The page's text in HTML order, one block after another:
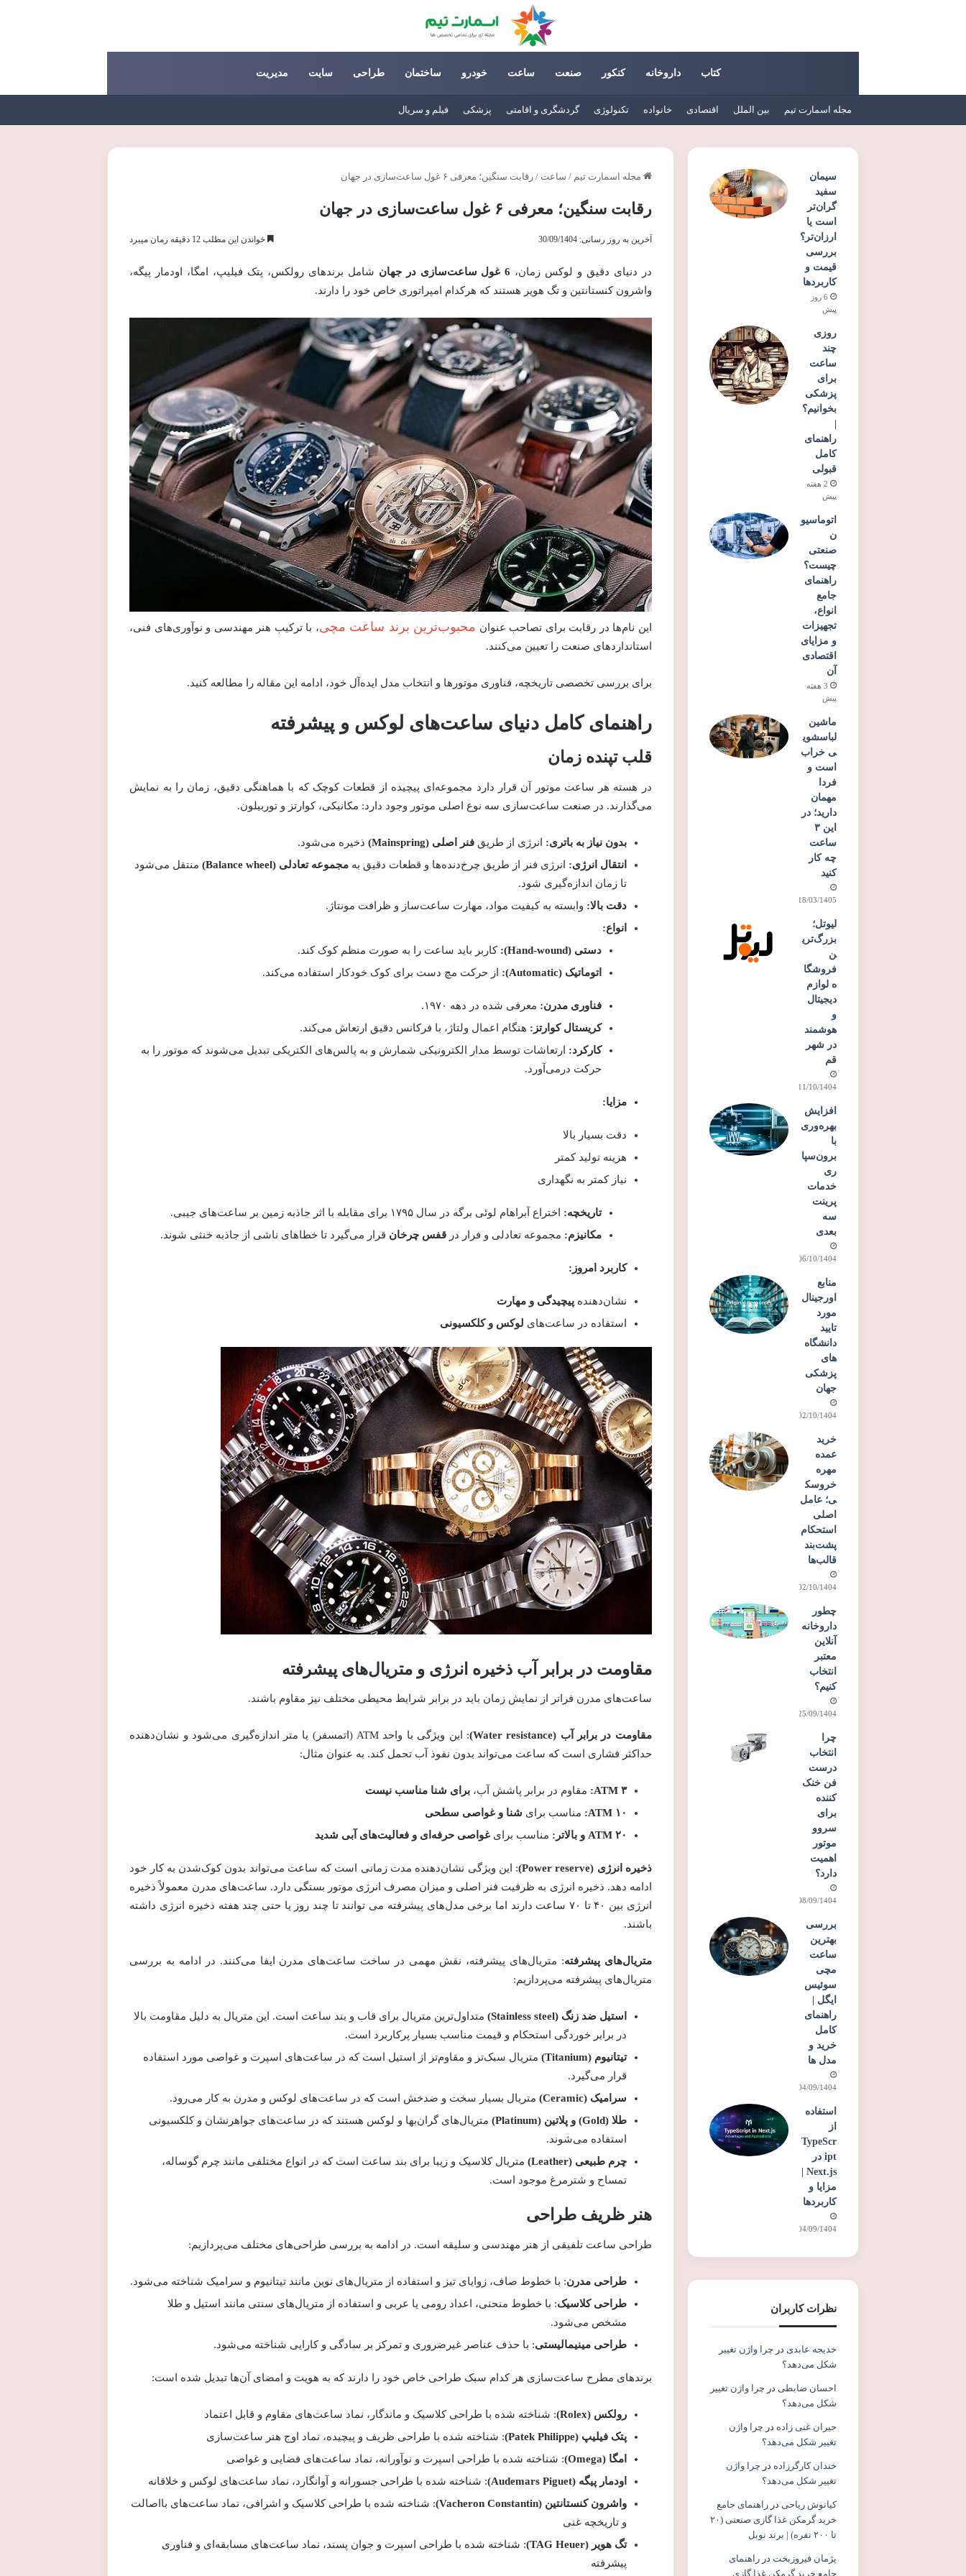
کتاب داروخانه کنکور صنعت ساعت خودرو ساختمان طراحی سایت مدیریت
مجله اسمارت تیم بین الملل اقتصادی خانواده تکنولوژی گردشگری و اقامتی پزشکی فیلم و سریال
مجله اسمارت تیم / ساعت / رقابت سنگین؛ معرفی ۶ غول ساعت‌سازی در جهان
رقابت سنگین؛ معرفی ۶ غول ساعت‌سازی در جهان
آخرین به روز رسانی: 30/09/1404 خواندن این مطلب 12 دقیقه زمان میبرد
در دنیای دقیق و لوکس زمان، 6 غول ساعت‌سازی در جهان
شامل برندهای رولکس، پتک فیلیپ، امگا، اودمار پیگه،
واشرون کنستانتین و تگ هویر هستند که هرکدام امپراتوری خاص خود را دارند.
این نام‌ها در رقابت برای تصاحب عنوان محبوب‌ترین برند ساعت مچی، با ترکیب هنر مهندسی و نوآوری‌های فنی،
استانداردهای صنعت را تعیین می‌کنند.
برای بررسی تخصصی تاریخچه، فناوری موتورها و انتخاب مدل ایده‌آل خود، ادامه این مقاله را مطالعه کنید.
راهنمای کامل دنیای ساعت‌های لوکس و پیشرفته
قلب تپنده زمان
در هسته هر ساعت موتور آن قرار دارد مجموعه‌ای پیچیده از قطعات کوچک که با هماهنگی دقیق، زمان را به نمایش
می‌گذارند. در صنعت ساعت‌سازی سه نوع اصلی موتور وجود دارد‌: مکانیکی، کوارتز و توربیلون.
بدون نیاز به باتری: انرژی از طریقفنر اصلی (Mainspring)
ذخیره می‌شود.
انتقال انرژی: انرژی فنر از طریق چرخ‌دنده‌ها و قطعات دقیق بهمجموعه تعادلی (Balance wheel)
منتقل می‌شود
تا زمان اندازه‌گیری شود.
دقت بالا: وابسته به کیفیت مواد، مهارت ساعت‌ساز و ظرافت مونتاژ.
انواع:
دستی (Hand-wound):
کاربر باید ساعت را به صورت منظم کوک کند.
اتوماتیک (Automatic):
از حرکت مچ دست برای کوک خودکار استفاده می‌کند.
فناوری مدرن: معرفی شده در دهه ۱۹۷۰.
کریستال کوارتز: هنگام اعمال ولتاژ، با فرکانس دقیق ارتعاش می‌کند.
کارکرد: ارتعاشات توسط مدار الکترونیکی شمارش و به پالس‌های الکتریکی تبدیل می‌شوند که موتور را به
حرکت درمی‌آورد.
مزایا:
دقت بسیار بالا
هزینه تولید کمتر
نیاز کمتر به نگهداری
تاریخچه: اختراع آبراهام لوئی برگه در سال ۱۷۹۵ برای مقابله با اثر جاذبه زمین بر ساعت‌های جیبی.
مکانیزم: مجموعه تعادلی و فرار درقفس چرخان قرار می‌گیرد تا خطاهای ناشی از جاذبه خنثی شوند.
کاربرد امروز:
نشان‌دهندهپیچیدگی و مهارت
استفاده در ساعت‌های لوکس و کلکسیونی
مقاومت در برابر آب ذخیره انرژی و متریال‌های پیشرفته
ساعت‌های مدرن فراتر از نمایش زمان باید در برابر شرایط محیطی مختلف نیز مقاوم باشند.
مقاومت در برابر آب (Water resistance)
: این ویژگی با واحد ATM (اتمسفر) یا متر اندازه‌گیری می‌شود و نشان‌دهنده
حداکثر فشاری است که ساعت می‌تواند بدون نفوذ آب تحمل کند. به عنوان مثال:
۳ ATM: مقاوم در برابر پاشش آب،برای شنا مناسب نیست
۱۰ ATM:
مناسب برای شنا و غواصی سطحی
۲۰ ATM و بالاتر:
مناسب برایغواصی حرفه‌ای و فعالیت‌های آبی شدید
ذخیره انرژی (Power reserve)
: این ویژگی نشان‌دهنده مدت زمانی است که ساعت می‌تواند بدون کوک‌شدن به کار خود
ادامه دهد. ذخیره انرژی به ظرفیت فنر اصلی و میزان مصرف انرژی موتور بستگی دارد. ساعت‌های مدرن معمولاً ذخیره
انرژی بین ۴۰ تا ۷۰ ساعت دارند اما برخی مدل‌های پیشرفته می توانند تا چند روز یا حتی چند هفته ذخیره انرژی داشته
باشند.
متریال‌های پیشرفته: متریال‌های پیشرفته، نقش مهمی در ساخت ساعت‌های مدرن ایفا می‌کنند. در ادامه به بررسی
متریال‌های پیشرفته می‌پردازیم:
استیل ضد زنگ (Stainless steel)
متداول‌ترین متریال برای قاب و بند ساعت است. این متریال به دلیل مقاومت بالا
در برابر خوردگی استحکام و قیمت مناسب بسیار پرکاربرد است.
تیتانیوم (Titanium)
متریال سبک‌تر و مقاوم‌تر از استیل است که در ساعت‌های اسپرت و غواصی مورد استفاده
قرار می‌گیرد.
سرامیک (Ceramic)
متریال بسیار سخت و ضدخش است که در ساعت‌های لوکس و مدرن به کار می‌رود.
طلا (Gold) و پلاتین (Platinum)
متریال‌های گران‌بها و لوکس هستند که در ساعت‌های جواهرنشان و کلکسیونی
استفاده می‌شوند.
چرم طبیعی (Leather)
متریال کلاسیک و زیبا برای بند ساعت است که در انواع مختلفی مانند چرم گوساله،
تمساح و شترمرغ موجود است.
هنر ظریف طراحی
طراحی ساعت تلفیقی از هنر مهندسی و سلیقه است. در ادامه به بررسی طراحی‌های مختلف می‌پردازیم:
طراحی مدرن: با خطوط صاف، زوایای تیز و استفاده از متریال‌های نوین مانند تیتانیوم و سرامیک شناخته می‌شود.
طراحی کلاسیک: با خطوط منحنی، اعداد رومی یا عربی و استفاده از متریال‌های سنتی مانند استیل و طلا
مشخص می‌شود.
طراحی مینیمالیستی: با حذف عناصر غیرضروری و تمرکز بر سادگی و کارایی شناخته می‌شود.
برندهای مطرح ساعت‌سازی هر کدام سبک طراحی خاص خود را دارند که به هویت و امضای آن‌ها تبدیل شده است:
رولکس (Rolex)
: شناخته شده با طراحی کلاسیک و ماندگار، نماد ساعت‌های مقاوم و قابل اعتماد
پتک فیلیپ (Patek Philippe)
: شناخته شده با طراحی ظریف و پیچیده، نماد اوج هنر ساعت‌سازی
امگا (Omega)
: شناخته شده با طراحی اسپرت و نوآورانه، نماد ساعت‌های فضایی و غواصی
اودمار پیگه (Audemars Piguet)
: شناخته شده با طراحی جسورانه و آوانگارد، نماد ساعت‌های لوکس و خلاقانه
واشرون کنستانتین (Vacheron Constantin)
: شناخته شده با طراحی کلاسیک و اشرافی، نماد ساعت‌های بااصالت
و تاریخچه غنی
تگ هویر (TAG Heuer)
: شناخته شده با طراحی اسپرت و جوان پسند، نماد ساعت‌های مسابقه‌ای و فناوری
پیشرفته
سیمان
سفید
گران‌تر
است یا
ارزان‌تر؟
بررسی
قیمت و
کاربردها
6 روز
پیش
روزی
چند
ساعت
برای
پزشکی
بخوانیم؟
راهنمای
کامل
قبولی
2 هفته
پیش
اتوماسیو
ن
صنعتی
چیست؟
راهنمای
جامع
انواع،
تجهیزات
و مزایای
اقتصادی
آن
3 هفته
پیش
ماشین
لباسشوی
ی خراب
است و
فردا
مهمان
دارید؛ در
این ۳
ساعت
چه کار
کنید
18/03/1405
لیوتل؛
بزرگ‌تری
ن
فروشگا
ه لوازم
دیجیتال
و
هوشمند
در شهر
قم
11/10/1404
افزایش
بهره‌وری
با
برون‌سپا
ری
خدمات
پرینت
سه
بعدی
06/10/1404
منابع
اورجینال
مورد
تایید
دانشگاه‌
های
پزشکی
جهان
02/10/1404
خرید
عمده
مهره
خروسک
ی؛ عامل
اصلی
استحکام
پشت‌بند
قالب‌ها
02/10/1404
چطور
داروخانه
آنلاین
معتبر
انتخاب
کنیم؟
25/09/1404
چرا
انتخاب
درست
فن خنک
کننده
برای
سروو
موتور
اهمیت
دارد؟
08/09/1404
بررسی
بهترین
ساعت
مچی
سوئیس
ایگل |
راهنمای
کامل
خرید و
مدل ها
04/09/1404
استفاده
از
TypeScr
ipt در
مزایا و
کاربردها
04/09/1404
نظرات کاربران
خدیجه عابدی در چرا واژن تغییر
شکل می‌دهد؟
احسان ضابطی در چرا واژن تغییر
شکل می‌دهد؟
جیران غنی زاده در چرا واژن
تغییر شکل می‌دهد؟
خندان کارگرزاده در چرا واژن
تغییر شکل می‌دهد؟
کیانوش ریاحی درراهنمای جامع
خرید گرمکن غذا گازی صنعتی (۲۰
تا ۲۰۰ نفره) | برند نوبل
پژمان فیروزبخت درراهنمای
جامع خرید گرمکن غذا گازی